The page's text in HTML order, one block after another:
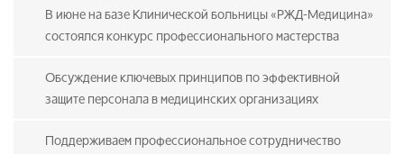
В июне на базе Клинической больницы «РЖД-Медицина»
состоялся конкурс профессионального мастерства
Обсуждение ключевых принципов по эффективной
защите персонала в медицинских организациях
Поддерживаем профессиональное сотрудничество